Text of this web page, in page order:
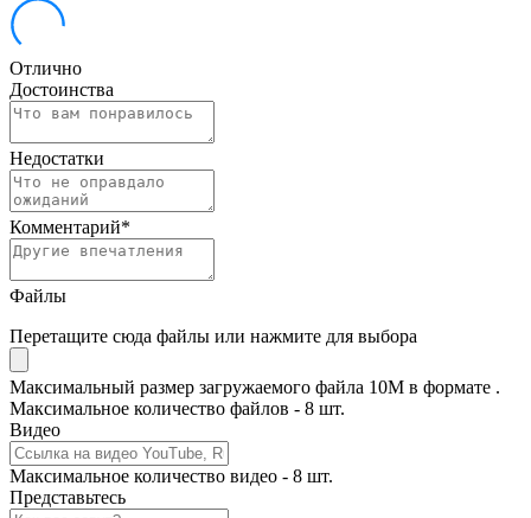
Отлично
Достоинства
Недостатки
Комментарий*
Файлы
Перетащите сюда файлы или нажмите для выбора
Максимальный размер загружаемого файла 10M в формате .
Максимальное количество файлов - 8 шт.
Видео
Максимальное количество видео - 8 шт.
Представьтесь